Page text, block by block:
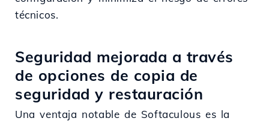
técnicos.
Seguridad mejorada a través
de opciones de copia de
seguridad y restauración
Una ventaja notable de Softaculous es la